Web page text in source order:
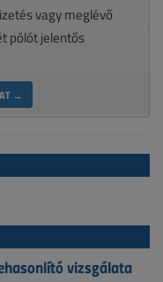
vagy meglévő
pólót jelentős
→
vizsgálata